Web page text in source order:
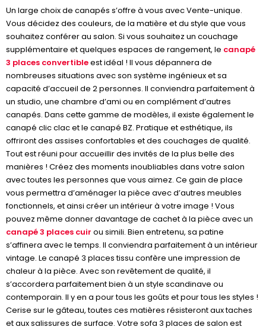
Un large choix de canapés s’offre à vous avec Vente-unique.
Vous décidez des couleurs, de la matière et du style que vous
souhaitez conférer au salon. Si vous souhaitez un couchage
supplémentaire et quelques espaces de rangement, le canapé
3 places convertibleest idéal ! Il vous dépannera de
nombreuses situations avec son système ingénieux et sa
capacité d’accueil de 2 personnes. Il conviendra parfaitement à
un studio, une chambre d’ami ou en complément d’autres
canapés. Dans cette gamme de modèles, il existe également le
canapé clic clac et le canapé BZ. Pratique et esthétique, ils
offriront des assises confortables et des couchages de qualité.
Tout est réuni pour accueillir des invités de la plus belle des
manières ! Créez des moments inoubliables dans votre salon
avec toutes les personnes que vous aimez. Ce gain de place
vous permettra d’aménager la pièce avec d’autres meubles
fonctionnels, et ainsi créer un intérieur à votre image ! Vous
pouvez même donner davantage de cachet à la pièce avec un
canapé 3 places cuir ou simili. Bien entretenu, sa patine
s’affinera avec le temps. Il conviendra parfaitement à un intérieur
vintage. Le canapé 3 places tissu confère une impression de
chaleur à la pièce. Avec son revêtement de qualité, il
s’accordera parfaitement bien à un style scandinave ou
contemporain. Il y en a pour tous les goûts et pour tous les styles !
Cerise sur le gâteau, toutes ces matières résisteront aux taches
et aux salissures de surface. Votre sofa 3 places de salon est